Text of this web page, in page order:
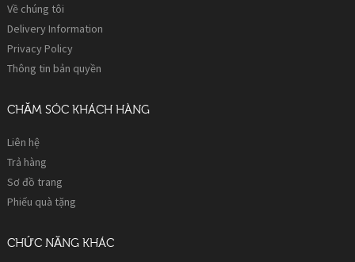
Về chúng tôi
Delivery Information
Privacy Policy
Thông tin bản quyền
CHĂM SÓC KHÁCH HÀNG
Liên hệ
Trả hàng
Sơ đồ trang
Phiếu quà tặng
CHỨC NĂNG KHÁC